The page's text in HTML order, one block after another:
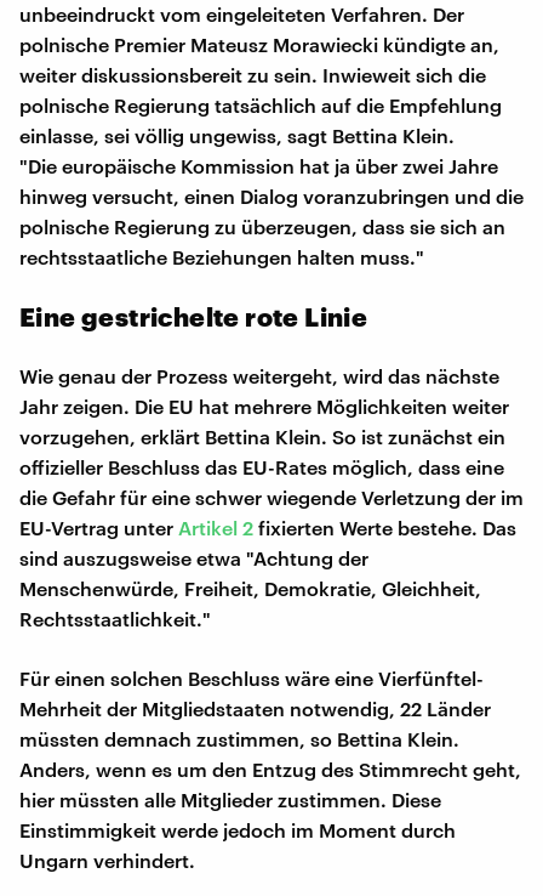
unbeeindruckt vom eingeleiteten Verfahren. Der
polnische Premier Mateusz Morawiecki kündigte an,
weiter diskussionsbereit zu sein. Inwieweit sich die
polnische Regierung tatsächlich auf die Empfehlung
einlasse, sei völlig ungewiss, sagt Bettina Klein.
"Die europäische Kommission hat ja über zwei Jahre
hinweg versucht, einen Dialog voranzubringen und die
polnische Regierung zu überzeugen, dass sie sich an
rechtsstaatliche Beziehungen halten muss."
Eine gestrichelte rote Linie
Wie genau der Prozess weitergeht, wird das nächste
Jahr zeigen. Die EU hat mehrere Möglichkeiten weiter
vorzugehen, erklärt Bettina Klein. So ist zunächst ein
offizieller Beschluss das EU-Rates möglich, dass eine
die Gefahr für eine schwer wiegende Verletzung der im
EU-Vertrag unter Artikel 2 fixierten Werte bestehe. Das
sind auszugsweise etwa "Achtung der
Menschenwürde, Freiheit, Demokratie, Gleichheit,
Rechtsstaatlichkeit."
Für einen solchen Beschluss wäre eine Vierfünftel-
Mehrheit der Mitgliedstaaten notwendig, 22 Länder
müssten demnach zustimmen, so Bettina Klein.
Anders, wenn es um den Entzug des Stimmrecht geht,
hier müssten alle Mitglieder zustimmen. Diese
Einstimmigkeit werde jedoch im Moment durch
Ungarn verhindert.